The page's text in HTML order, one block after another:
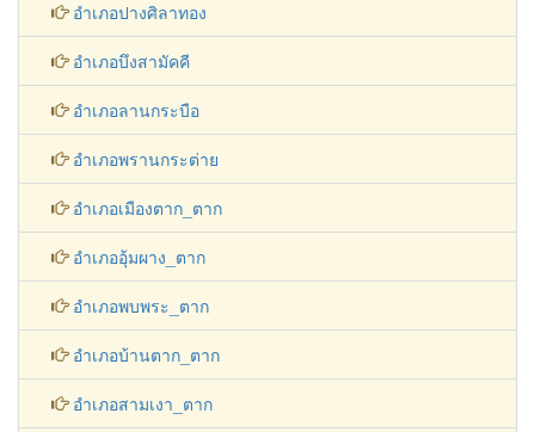
อำเภอพรานกระต่าย
อำเภอปางศิลาทอง
อำเภอบึงสามัคคี
อำเภอลานกระบือ
อำเภอพรานกระต่าย
อำเภอเมืองตาก_ตาก
อำเภออุ้มผาง_ตาก
อำเภอพบพระ_ตาก
อำเภอบ้านตาก_ตาก